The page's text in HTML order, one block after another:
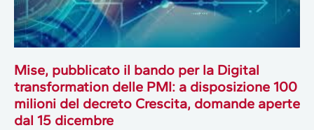
Mise, pubblicato il bando per la Digital
transformation delle PMI: a disposizione 100
milioni del decreto Crescita, domande aperte
dal 15 dicembre